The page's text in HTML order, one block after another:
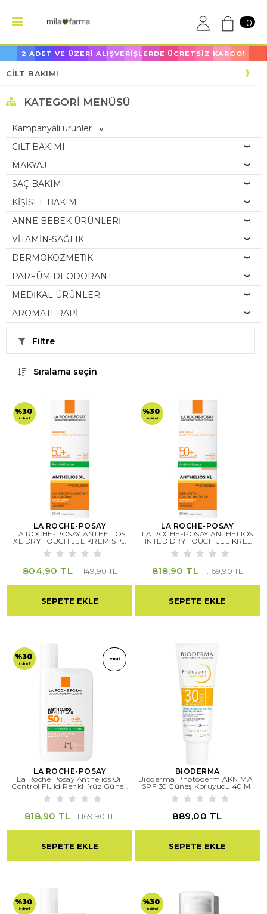
0
2 ADET VE ÜZERİ ALIŞVERİŞLERDE ÜCRETSİZ KARGO!
CİLT BAKIMI
KATEGORI MENÜSÜ
Kampanyalı ürünler
CİLT BAKIMI
MAKYAJ
SAÇ BAKIMI
KİŞİSEL BAKIM
ANNE BEBEK ÜRÜNLERİ
VİTAMİN-SAĞLIK
DERMOKOZMETİK
PARFÜM DEODORANT
MEDİKAL ÜRÜNLER
AROMATERAPİ
Filtre
Sıralama seçin
%30
indirimli
LA ROCHE-POSAY
LA ROCHE-POSAY ANTHELIOS
XL DRY TOUCH JEL KREM SPF
50
804,90 TL 1.149,90 TL
SEPETE EKLE
%30
indirimli
LA ROCHE-POSAY
LA ROCHE-POSAY ANTHELIOS
TINTED DRY TOUCH JEL KREM
SPF 50
818,90 TL 1.169,90 TL
SEPETE EKLE
%30
indirimli
YENI
LA ROCHE-POSAY
La Roche Posay Anthelios Oil
Control Fluid Renkli Yüz Güneş
Kremi 50 Ml
818,90 TL 1.169,90 TL
SEPETE EKLE
BIODERMA
Bioderma Photoderm AKN MAT
SPF 30 Güneş Koruyucu 40 Ml
889,00 TL
SEPETE EKLE
%30
indirimli
%30
indirimli